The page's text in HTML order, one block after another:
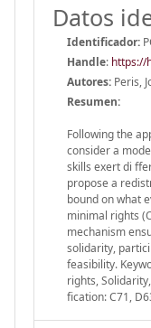
Datos
Identificador:
Handle: https://
Autores: Peris,
Resumen:
Following the
consider a
skills exert di
propose a
bound on what
minimal rights
mechanism
solidarity,
feasibility.
rights,
fication: C71,